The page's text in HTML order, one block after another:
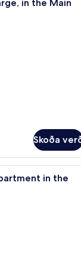
in the Main
Skoða
með tvíbreiðu rúmi
in the